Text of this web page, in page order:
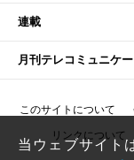
連載
月刊テレコミュニケ
このサイトについて
リンクについて
当ウェブサイト